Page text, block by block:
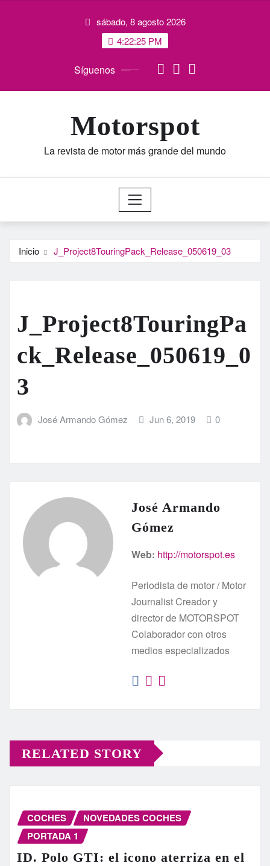
sábado, 8 agosto 2026
4:22:25 PM
Síguenos
Motorspot
La revista de motor más grande del mundo
Inicio J_Project8TouringPack_Release_050619_03
J_Project8TouringPa
ck_Release_050619_0
3
José Armando Gómez Jun 6, 2019 0
José Armando
Gómez
Web: http://motorspot.es
Periodista de motor / Motor
Journalist Creador y
director de MOTORSPOT
Colaborador con otros
medios especializados
RELATED STORY
COCHES
NOVEDADES COCHES
PORTADA 1
ID. Polo GTI: el icono aterriza en el